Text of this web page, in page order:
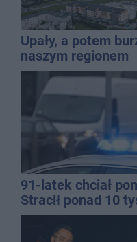
Upały, a potem
naszym regionem
91-latek chciał
Stracił ponad 10